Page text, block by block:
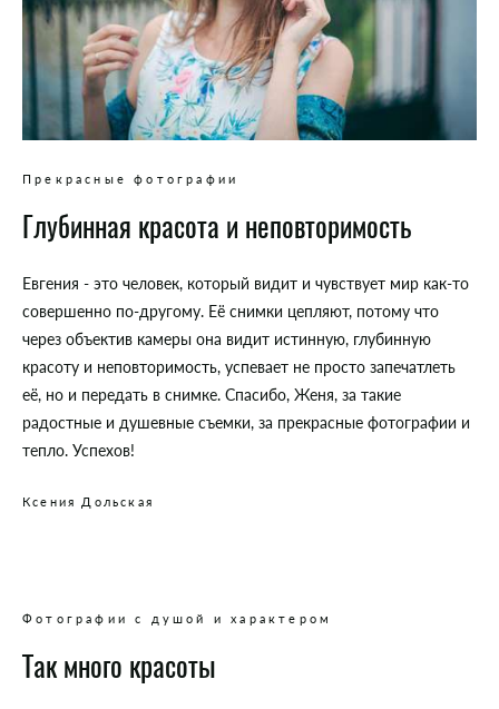
Прекрасные фотографии
Глубинная красота и неповторимость
Евгения - это человек, который видит и чувствует мир как-то
совершенно по-другому. Её снимки цепляют, потому что
через объектив камеры она видит истинную, глубинную
красоту и неповторимость, успевает не просто запечатлеть
её, но и передать в снимке. Спасибо, Женя, за такие
радостные и душевные съемки, за прекрасные фотографии и
тепло. Успехов!
Ксения Дольская
Фотографии с душой и характером
Так много красоты